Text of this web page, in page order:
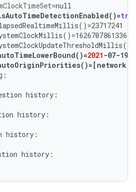
=
()=
()=23717241
()=1626707861336
()=
()=2021 -07-
()=[